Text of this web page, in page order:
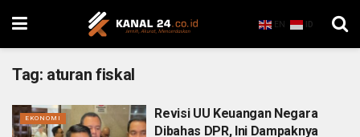
EN ID
Tag: aturan fiskal
EKONOMI
Revisi UU Keuangan Negara
Dibahas DPR, Ini Dampaknya